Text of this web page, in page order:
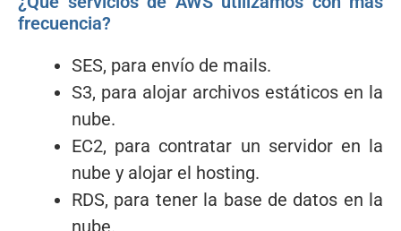
frecuencia?
SES, para envío de mails.
S3, para alojar archivos estáticos en la
nube.
EC2, para contratar un servidor en la
nube y alojar el hosting.
RDS, para tener la base de datos en la
nube.